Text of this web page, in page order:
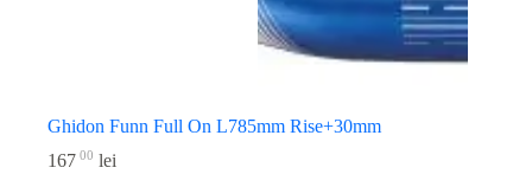
Ghidon Funn Full On L785mm Rise+30mm
167 00 lei